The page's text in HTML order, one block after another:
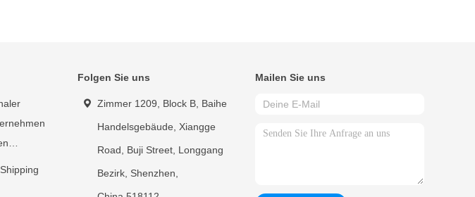
Folgen Sie uns
Zimmer 1209, Block B, Baihe
Handelsgebäude, Xiangge
Road, Buji Street, Longgang
Bezirk, Shenzhen,
Mailen Sie uns